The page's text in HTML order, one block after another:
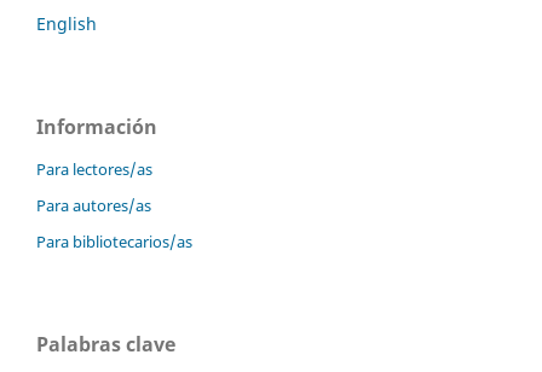
English
Información
Para lectores/as
Para autores/as
Para bibliotecarios/as
Palabras clave